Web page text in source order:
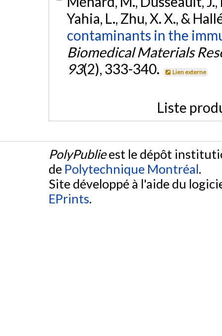
Yahia, L., Zhu, X. X., &
contaminants in the
Biomedical Materials
93(2), 333-340. Lien externe
Liste
PolyPublieest le dépôt
de Polytechnique Montréal.
Site développé à l'aide du
EPrints.